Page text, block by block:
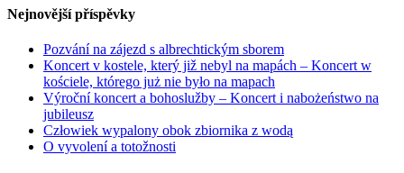
Nejnovější příspěvky
Pozvání na zájezd s albrechtickým sborem
Koncert v kostele, který již nebyl na mapách – Koncert w
kościele, którego już nie było na mapach
Výroční koncert a bohoslužby – Koncert i nabożeństwo na
jubileusz
Człowiek wypalony obok zbiornika z wodą
O vyvolení a totožnosti